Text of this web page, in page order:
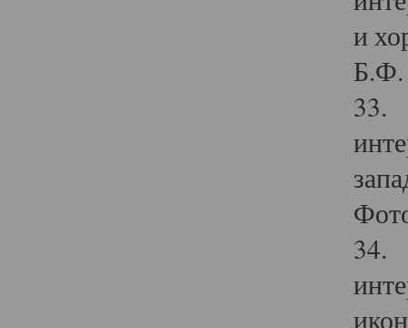
и
Б.Ф.
33.
34.